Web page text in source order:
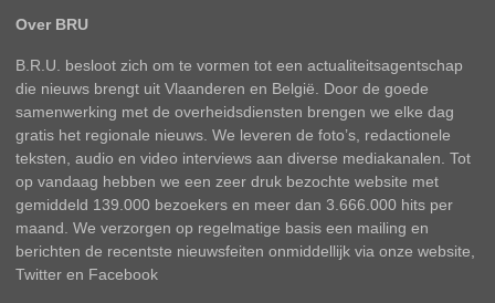
Over BRU
B.R.U. besloot zich om te vormen tot een actualiteitsagentschap
die nieuws brengt uit Vlaanderen en België. Door de goede
samenwerking met de overheidsdiensten brengen we elke dag
gratis het regionale nieuws. We leveren de foto’s, redactionele
teksten, audio en video interviews aan diverse mediakanalen. Tot
op vandaag hebben we een zeer druk bezochte website met
gemiddeld 139.000 bezoekers en meer dan 3.666.000 hits per
maand. We verzorgen op regelmatige basis een mailing en
berichten de recentste nieuwsfeiten onmiddellijk via onze website,
Twitter en Facebook